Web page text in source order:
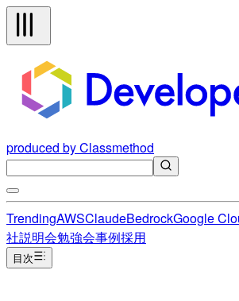
produced by Classmethod
TrendingAWSClaudeBedrockGoogle
社説明会勉強会事例採用
目次